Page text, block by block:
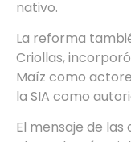
nativo.
La reforma
Criollas,
Maíz como
la SIA como
El mensaje de